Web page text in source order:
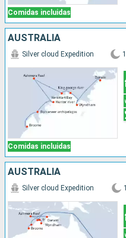
Comidas incluidas
AUSTRALIA
Comidas incluidas
Silver cloud Expedition
AUSTRALIA
Silver cloud Expedition